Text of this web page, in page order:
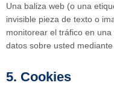
Una baliza web (o una
invisible pieza de texto o
monitorear el tráfico en
datos sobre usted
5. Cookies